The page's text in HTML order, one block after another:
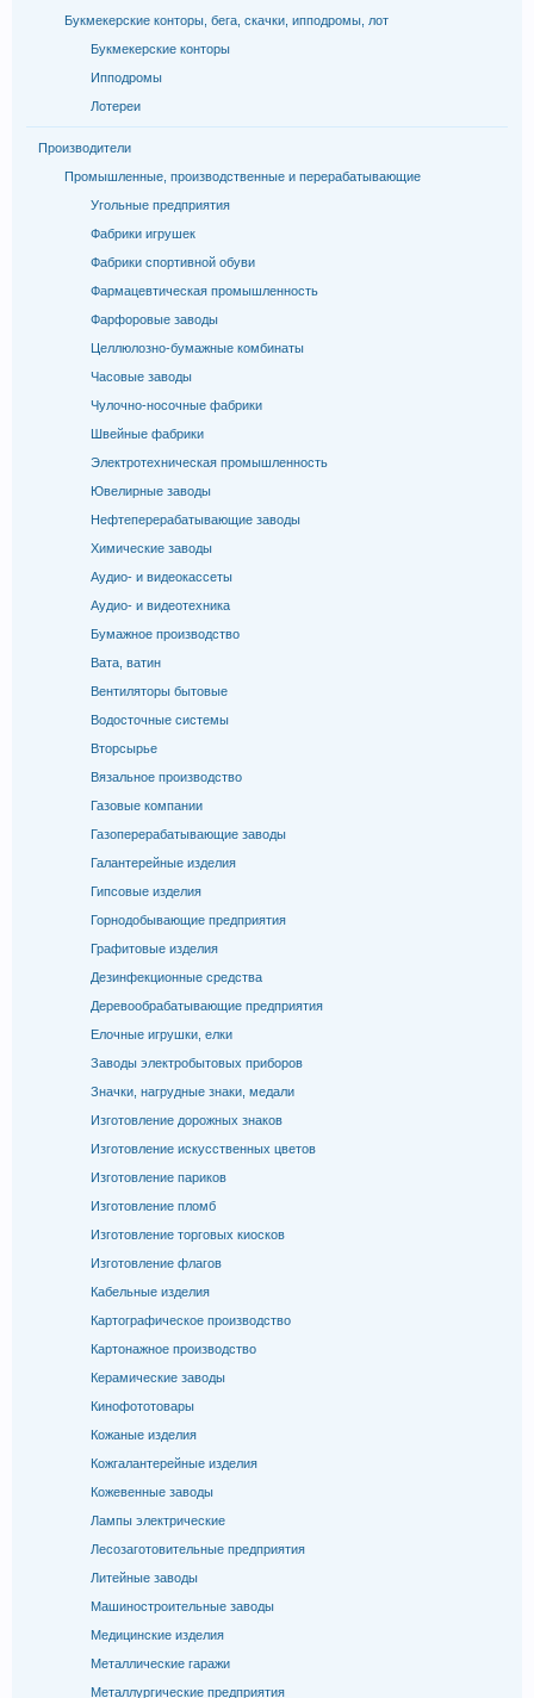
Букмекерские конторы, бега, скачки, ипподромы, лот
Букмекерские конторы
Ипподромы
Лотереи
Производители
Промышленные, производственные и перерабатывающие
Угольные предприятия
Фабрики игрушек
Фабрики спортивной обуви
Фармацевтическая промышленность
Фарфоровые заводы
Целлюлозно-бумажные комбинаты
Часовые заводы
Чулочно-носочные фабрики
Швейные фабрики
Электротехническая промышленность
Ювелирные заводы
Нефтеперерабатывающие заводы
Химические заводы
Аудио- и видеокассеты
Аудио- и видеотехника
Бумажное производство
Вата, ватин
Вентиляторы бытовые
Водосточные системы
Вторсырье
Вязальное производство
Газовые компании
Газоперерабатывающие заводы
Галантерейные изделия
Гипсовые изделия
Горнодобывающие предприятия
Графитовые изделия
Дезинфекционные средства
Деревообрабатывающие предприятия
Елочные игрушки, елки
Заводы электробытовых приборов
Значки, нагрудные знаки, медали
Изготовление дорожных знаков
Изготовление искусственных цветов
Изготовление париков
Изготовление пломб
Изготовление торговых киосков
Изготовление флагов
Кабельные изделия
Картографическое производство
Картонажное производство
Керамические заводы
Кинофототовары
Кожаные изделия
Кожгалантерейные изделия
Кожевенные заводы
Лампы электрические
Лесозаготовительные предприятия
Литейные заводы
Машиностроительные заводы
Медицинские изделия
Металлические гаражи
Металлургические предприятия